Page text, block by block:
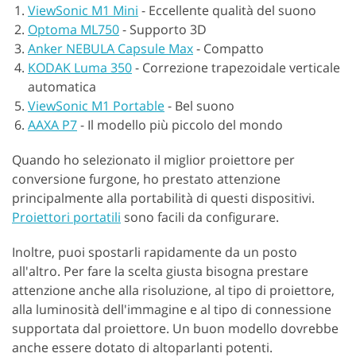
ViewSonic M1 Mini - Eccellente qualità del suono
Optoma ML750- Supporto 3D
Anker NEBULA Capsule Max- Compatto
KODAK Luma 350- Correzione trapezoidale verticale
automatica
ViewSonic M1 Portable- Bel suono
AAXA P7- Il modello più piccolo del mondo
Quando ho selezionato il miglior proiettore per
conversione furgone, ho prestato attenzione
principalmente alla portabilità di questi dispositivi.
Proiettori portatili sono facili da configurare.
Inoltre, puoi spostarli rapidamente da un posto
all'altro. Per fare la scelta giusta bisogna prestare
attenzione anche alla risoluzione, al tipo di proiettore,
alla luminosità dell'immagine e al tipo di connessione
supportata dal proiettore. Un buon modello dovrebbe
anche essere dotato di altoparlanti potenti.